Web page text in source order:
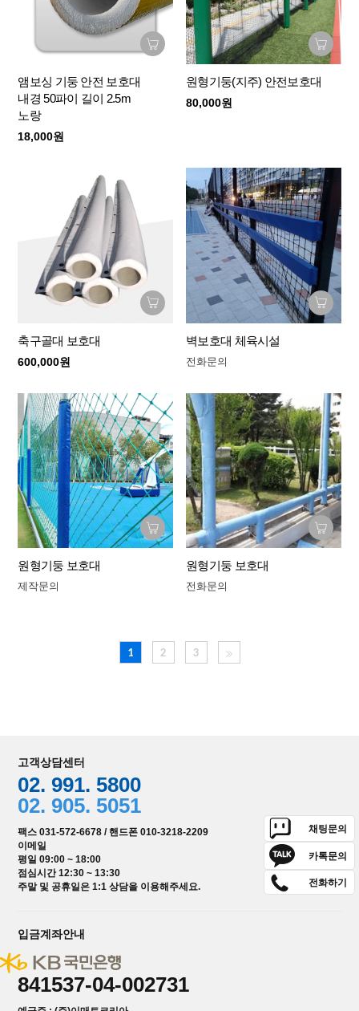
앰보싱 기둥 안전 보호대
내경 50파이 길이 2.5m
노랑
18,000원
원형기둥(지주) 안전보호대
80,000원
축구골대 보호대
600,000원
벽보호대 체육시설
전화문의
원형기둥 보호대
제작문의
원형기둥 보호대
전화문의
1 2 3
고객상담센터
02. 991. 5800
02. 905. 5051
팩스 031-572-6678 / 핸드폰 010-3218-2209
이메일
평일 09:00 ~ 18:00
점심시간 12:30 ~ 13:30
주말 및 공휴일은 1:1 상담을 이용해주세요.
채팅문의
카톡문의
전화하기
입금계좌안내
841537-04-002731